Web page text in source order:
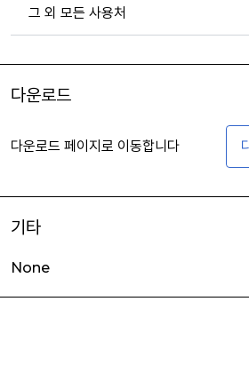
그 외 모든 사용처
다운로드
다운로드 페이지로 이동합니다
기타
None